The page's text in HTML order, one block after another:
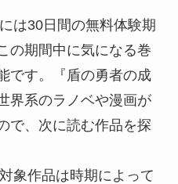
は30日間の無料体験期
の期間中に気になる巻
です。『盾の勇者の成
界系のラノベや漫画が
で、次に読む作品を探
象作品は時期によって